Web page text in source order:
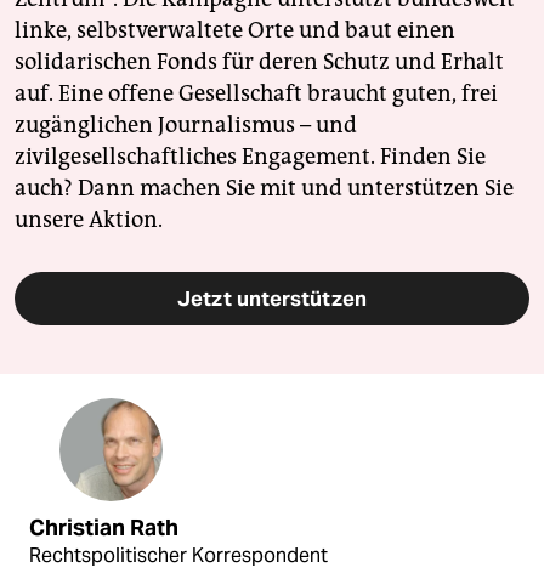
linke, selbstverwaltete Orte und baut einen
solidarischen Fonds für deren Schutz und Erhalt
auf. Eine offene Gesellschaft braucht guten, frei
zugänglichen Journalismus – und
zivilgesellschaftliches Engagement. Finden Sie
auch? Dann machen Sie mit und unterstützen Sie
unsere Aktion.
Jetzt unterstützen
Christian Rath
Rechtspolitischer Korrespondent